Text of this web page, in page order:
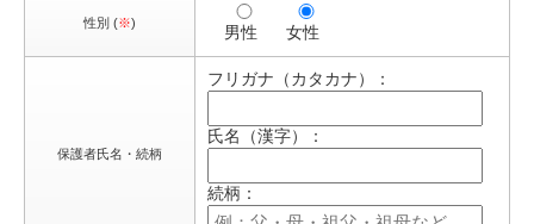
性別 (※) 男性 女性
保護者氏名・続柄
フリガナ（カタカナ）：
氏名（漢字）：
続柄：